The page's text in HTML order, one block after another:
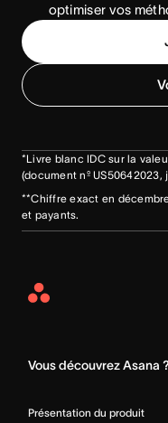
optimiser vos
*Livre blanc IDC sur la
(document nº US50642023,
**Chiffre exact en
et payants.
Asana
Vous découvrez Asana ?
Présentation du produit